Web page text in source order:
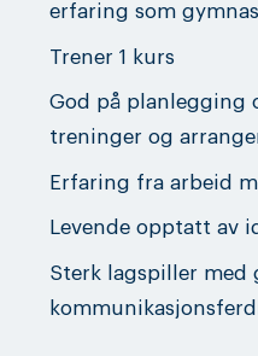
erfaring som
Trener 1 kurs
God på planlegging
treninger og
Erfaring fra arbeid
Levende opptatt av
Sterk lagspiller med